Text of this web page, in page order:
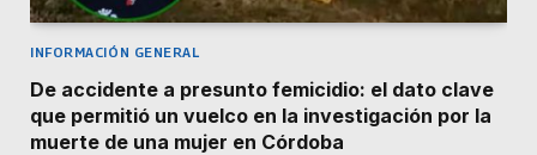
INFORMACIÓN GENERAL
De accidente a presunto femicidio: el dato clave
que permitió un vuelco en la investigación por la
muerte de una mujer en Córdoba